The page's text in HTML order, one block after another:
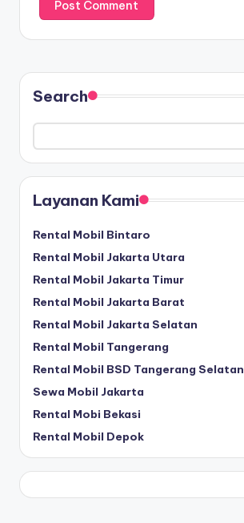
Search
Layanan Kami
Rental Mobil Bintaro
Rental Mobil Jakarta Utara
Rental Mobil Jakarta Timur
Rental Mobil Jakarta Barat
Rental Mobil Jakarta Selatan
Rental Mobil Tangerang
Rental Mobil BSD Tangerang Selatan
Sewa Mobil Jakarta
Rental Mobi Bekasi
Rental Mobil Depok